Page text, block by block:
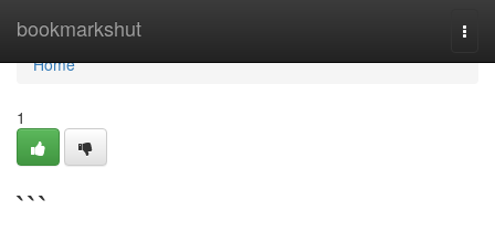
bookmarkshut
Home
Home
1
```